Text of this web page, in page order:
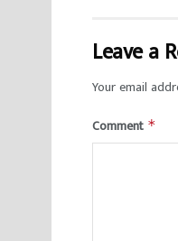
Leave a
Your email
Comment *